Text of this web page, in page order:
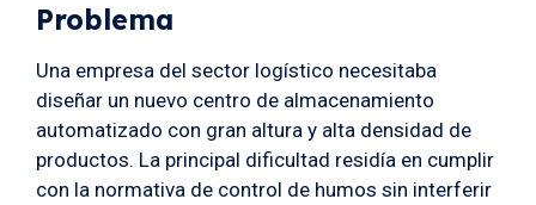
Problema
Una empresa del sector logístico necesitaba
diseñar un nuevo centro de almacenamiento
automatizado con gran altura y alta densidad de
productos. La principal dificultad residía en cumplir
con la normativa de control de humos sin interferir